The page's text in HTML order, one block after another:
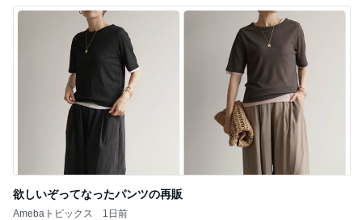
欲しいぞってなったパンツの再販
Amebaトピックス 1日前